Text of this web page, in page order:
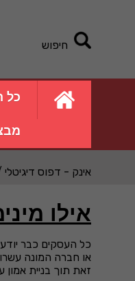
חיפוש
כל
אינק - דפוס דיגיטלי
אילו
כל העסקים כבר
או חברה המונה
זאת תוך בניית אמון